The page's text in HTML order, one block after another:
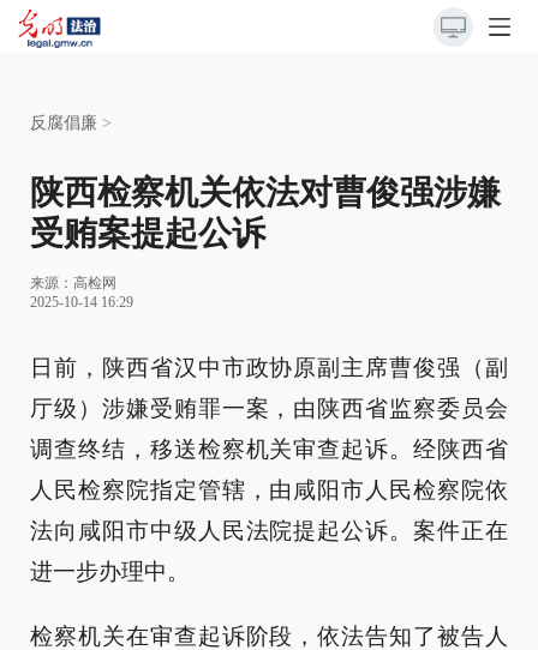
反腐倡廉 >
陕西检察机关依法对曹俊强涉嫌
受贿案提起公诉
来源： 高检网
2025-10-14 16:29
日前，陕西省汉中市政协原副主席曹俊强（副
厅级）涉嫌受贿罪一案，由陕西省监察委员会
调查终结，移送检察机关审查起诉。经陕西省
人民检察院指定管辖，由咸阳市人民检察院依
法向咸阳市中级人民法院提起公诉。案件正在
进一步办理中。
检察机关在审查起诉阶段，依法告知了被告人